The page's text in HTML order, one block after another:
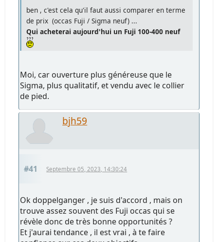
ben , c'est cela qu'il faut aussi comparer en terme
de prix (occas Fuji / Sigma neuf) ...
Qui acheterai aujourd'hui un Fuji 100-400 neuf
Moi, car ouverture plus généreuse que le
Sigma, plus qualitatif, et vendu avec le collier
de pied.
bjh59
#41 Septembre 05, 2023, 14:30:24
Ok doppelganger , je suis d'accord , mais on
trouve assez souvent des Fuji occas qui se
révèle donc de très bonne opportunités ?
Et j'aurai tendance , il est vrai , à te faire